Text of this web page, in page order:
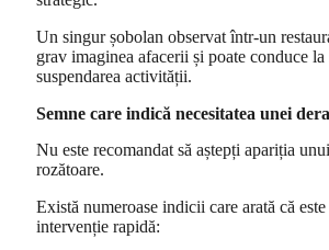
Un singur șobolan observat într-un
grav imaginea afacerii și poate conduce la
suspendarea activității.
Semne care indică necesitatea unei
Nu este recomandat să aștepți apariția
rozătoare.
Există numeroase indicii care arată că
intervenție rapidă: